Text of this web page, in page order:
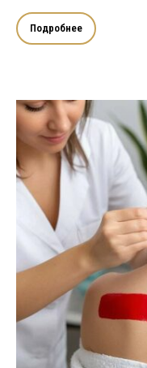
Подробнее